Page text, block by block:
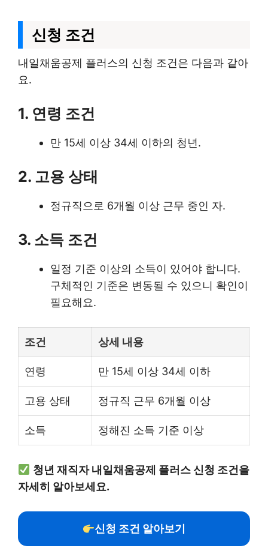
신청 조건
내일채움공제 플러스의 신청 조건은 다음과 같아
요.
1. 연령 조건
만 15세 이상 34세 이하의 청년.
2. 고용 상태
정규직으로 6개월 이상 근무 중인 자.
3. 소득 조건
일정 기준 이상의 소득이 있어야 합니다.
구체적인 기준은 변동될 수 있으니 확인이
필요해요.
조건 상세 내용
연령 만 15세 이상 34세 이하
고용 상태 정규직 근무 6개월 이상
소득 정해진 소득 기준 이상
청년 재직자 내일채움공제 플러스 신청 조건을
자세히 알아보세요.
신청 조건 알아보기